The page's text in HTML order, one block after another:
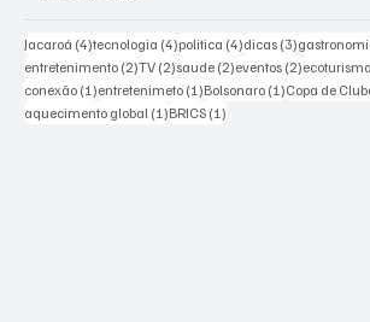
Jacaroá (4)4 posts
tecnologia (4)4 posts
politica (4)4 posts
dicas (3)3 posts
entretenimento (2)2 posts
TV (2)2 posts
saude (2)2 posts
eventos (2)2 posts
ecoturismo
conexão (1)1 post
entretenimeto (1)1 post
Bolsonaro (1)1 post
Copa de
aquecimento global (1)1 post
BRICS (1)